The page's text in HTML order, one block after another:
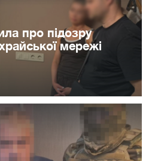
про підозру
мережі